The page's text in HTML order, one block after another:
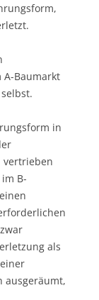
A-Baumarkt
in
vertrieben
B-
als
ausgeräumt,